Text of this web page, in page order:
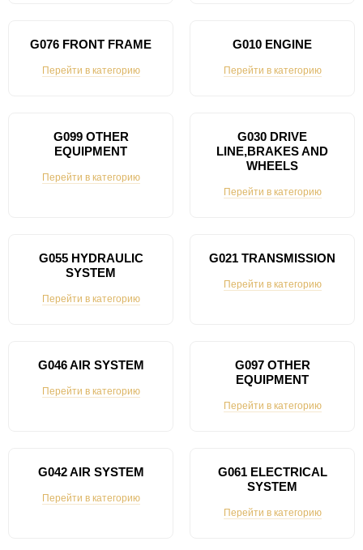
G076 FRONT FRAME
Перейти в категорию
G010 ENGINE
Перейти в категорию
G099 OTHER
EQUIPMENT
Перейти в категорию
G030 DRIVE
LINE,BRAKES AND
WHEELS
Перейти в категорию
G055 HYDRAULIC
SYSTEM
Перейти в категорию
G021 TRANSMISSION
Перейти в категорию
G046 AIR SYSTEM
Перейти в категорию
G097 OTHER
EQUIPMENT
Перейти в категорию
G042 AIR SYSTEM
Перейти в категорию
G061 ELECTRICAL
SYSTEM
Перейти в категорию